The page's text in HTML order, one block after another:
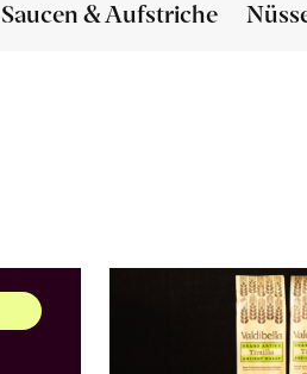
Saucen & Aufstriche